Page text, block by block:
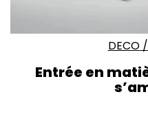
DECO/
Entrée en